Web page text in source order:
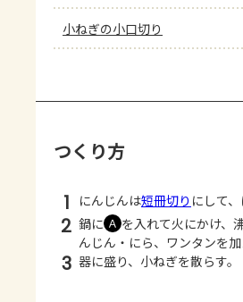
小ねぎの小口切り
つくり方
1 にんじんは短冊切り にして
2 鍋に Ａ を入れて火にかけ、
んじん・にら、ワンタンを加
3 器に盛り、小ねぎを散らす。